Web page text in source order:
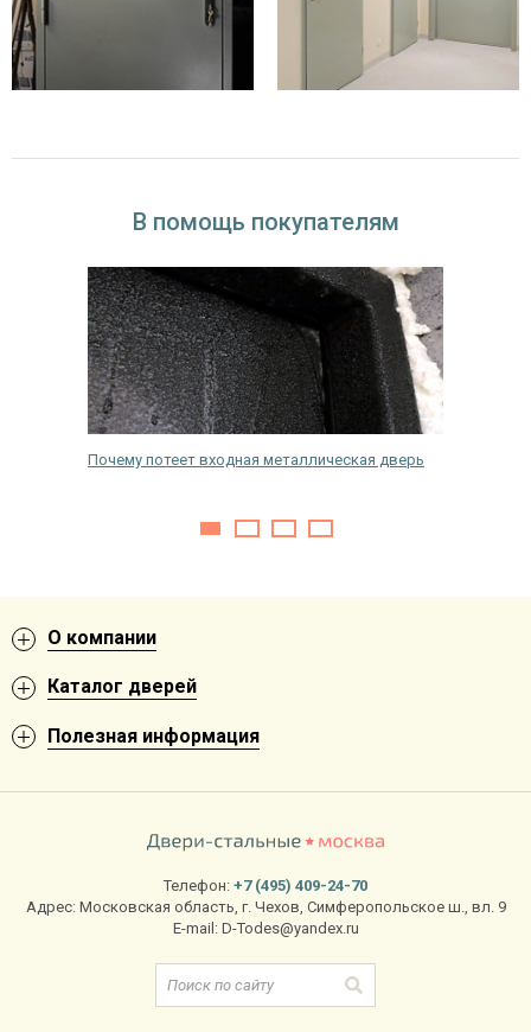
В помощь покупателям
Почему потеет входная металлическая дверь
О компании
Каталог дверей
Полезная информация
Телефон: +7 (495) 409-24-70
Адрес: Московская область, г. Чехов, Симферопольское ш., вл. 9
E-mail: D-Todes@yandex.ru